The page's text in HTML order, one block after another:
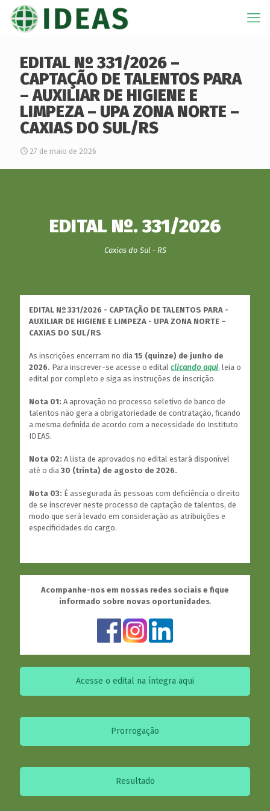
EDITAL Nº 331/2026 –
CAPTAÇÃO DE TALENTOS PARA
– AUXILIAR DE HIGIENE E
LIMPEZA – UPA ZONA NORTE –
CAXIAS DO SUL/RS
27 de maio de 2026
EDITAL Nº. 331/2026
Caxias do Sul - RS
EDITAL Nº 331/2026 - CAPTAÇÃO DE TALENTOS PARA -
AUXILIAR DE HIGIENE E LIMPEZA - UPA ZONA NORTE –
CAXIAS DO SUL/RS
As inscrições encerram no dia 15 (quinze) de junho de
2026. Para inscrever-se acesse o edital clicando aqui, leia o
edital por completo e siga as instruções de inscrição.
Nota 01: A aprovação no processo seletivo de banco de
talentos não gera a obrigatoriedade de contratação, ficando
a mesma definida de acordo com a necessidade do Instituto
IDEAS.
Nota 02: A lista de aprovados no edital estará disponível
até o dia 30 (trinta) de agosto de 2026.
Nota 03: É assegurada às pessoas com deficiência o direito
de se inscrever neste processo de captação de talentos, de
modo que será levado em consideração as atribuições e
especificidades do cargo.
Acompanhe-nos em nossas redes sociais e fique
informado sobre novas oportunidades.
Acesse o edital na íntegra aqui
Prorrogação
Resultado